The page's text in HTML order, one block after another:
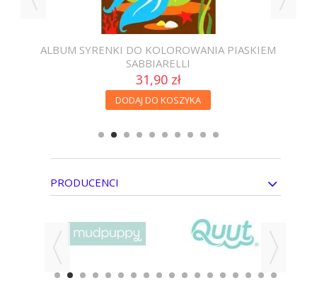
ALBUM SYRENKI DO KOLOROWANIA PIASKIEM
SABBIARELLI
31,90 zł
DODAJ DO KOSZYKA
PRODUCENCI